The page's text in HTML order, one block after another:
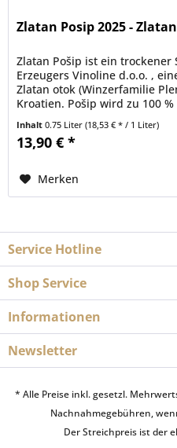
Zlatan Posip 2025 -
Zlatan Pošip ist ein trockener
Erzeugers Vinoline d.o.o. ,
Zlatan otok (Winzerfamilie
Kroatien. Pošip wird zu 100
Inhalt0.75 Liter(18,53 € * / 1 Liter)
13,90 € *
Merken
Service Hotline
Shop Service
Informationen
Newsletter
* Alle Preise inkl. gesetzl.
Nachnahmegebühren,
Der Streichpreis ist der